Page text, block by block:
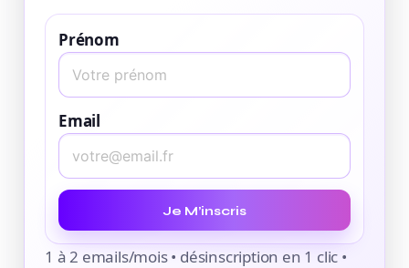
Prénom
Email
Je M’inscris
1 à 2 emails/mois • désinscription en 1 clic •